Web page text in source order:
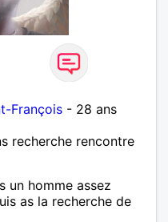
François - 28 ans
recherche rencontre
un homme assez
as la recherche de